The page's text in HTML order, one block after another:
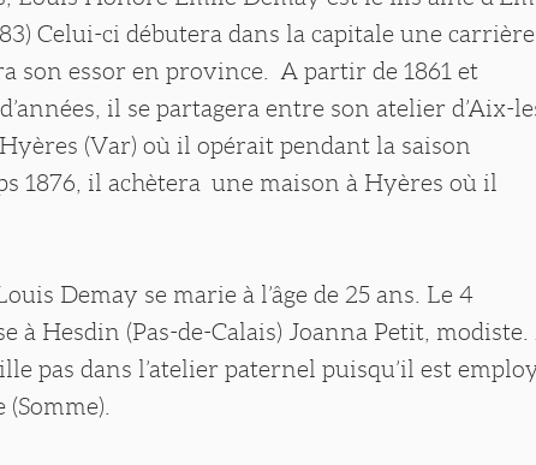
Celui-ci débutera dans la capitale une
son essor en province. A partir de 1861 et
il se partagera entre son atelier d’Aix-
(Var) où il opérait pendant la saison
1876, il achètera une maison à Hyères où il
Demay se marie à l’âge de 25 ans. Le 4
à Hesdin (Pas-de-Calais) Joanna Petit, modiste.
pas dans l’atelier paternel puisqu’il est